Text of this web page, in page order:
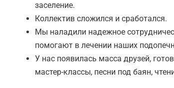
заселение.
Коллектив сложился и сработался.
Мы наладили надежное
помогают в лечении наших
У нас появилась масса друзей,
мастер-классы, песни под баян,